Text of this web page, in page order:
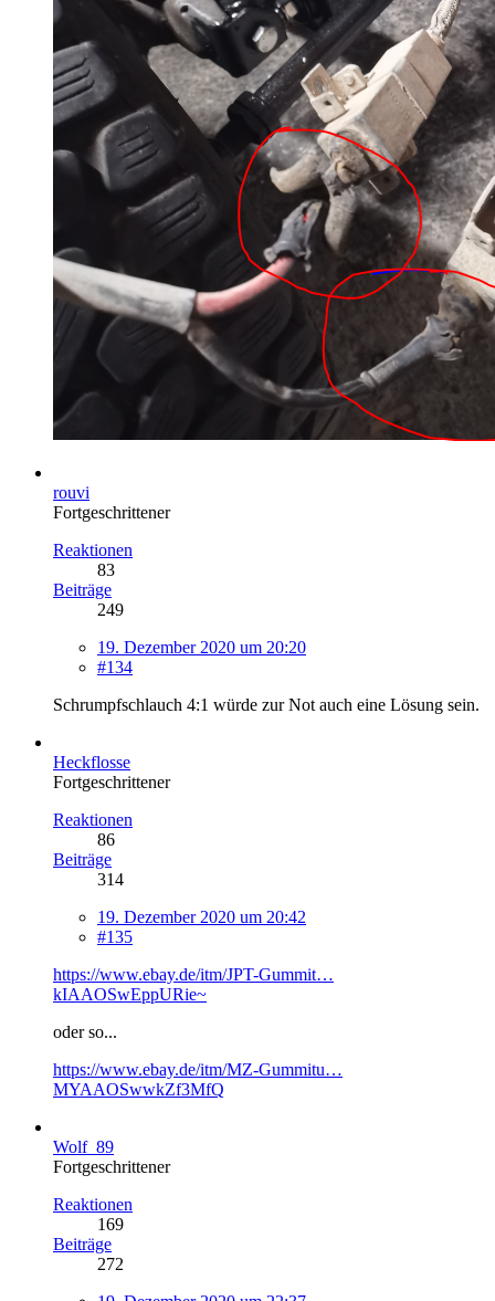
rouvi
Fortgeschrittener
Reaktionen
83
Beiträge
249
19. Dezember 2020 um 20:20
#134
Schrumpfschlauch 4:1 würde zur Not auch eine Lösung sein.
Heckflosse
Fortgeschrittener
Reaktionen
86
Beiträge
314
19. Dezember 2020 um 20:42
#135
https://www.ebay.de/itm/JPT-Gummit…
kIAAOSwEppURie~
oder so...
https://www.ebay.de/itm/MZ-Gummitu…
MYAAOSwwkZf3MfQ
Wolf_89
Fortgeschrittener
Reaktionen
169
Beiträge
272